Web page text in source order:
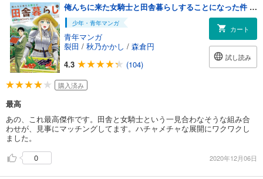
俺んちに来た女騎士と田舎暮らしすることになった件 (1)
少年・青年マンガ
青年マンガ
裂田 / 秋乃かかし / 森倉円
4.3
(104)
カート
試し読み
購入済み
最高
あの、これ最高傑作です。田舎と女騎士という一見合わなそうな組み合
わせが、見事にマッチングしてます。ハチャメチャな展開にワクワクし
ました。
0
2020年12月06日